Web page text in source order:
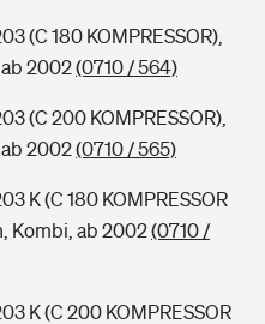
(C 180 KOMPRESSOR),
2002(0710 / 564)
(C 200 KOMPRESSOR),
2002(0710 / 565)
K (C 180 KOMPRESSOR
Kombi, ab 2002(0710 /
K (C 200 KOMPRESSOR